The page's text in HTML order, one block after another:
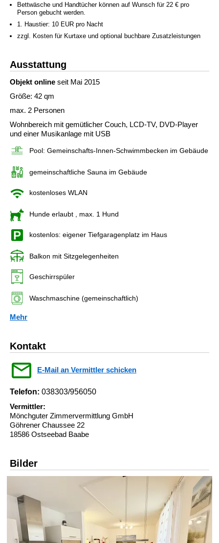
Bettwäsche und Handtücher können auf Wunsch für 22 € pro
Person gebucht werden.
1. Haustier: 10 EUR pro Nacht
zzgl. Kosten für Kurtaxe und optional buchbare Zusatzleistungen
Ausstattung
Objekt online seit Mai 2015
Größe: 42 qm
max. 2 Personen
Wohnbereich mit gemütlicher Couch, LCD-TV, DVD-Player
und einer Musikanlage mit USB
Pool: Gemeinschafts-Innen-Schwimmbecken im Gebäude
gemeinschaftliche Sauna im Gebäude
kostenloses WLAN
Hunde erlaubt , max. 1 Hund
kostenlos: eigener Tiefgaragenplatz im Haus
Balkon mit Sitzgelegenheiten
Geschirrspüler
Waschmaschine (gemeinschaftlich)
Mehr
Kontakt
E-Mail an Vermittler schicken
Telefon: 038303/956050
Vermittler:
Mönchguter Zimmervermittlung GmbH
Göhrener Chaussee 22
18586 Ostseebad Baabe
Bilder